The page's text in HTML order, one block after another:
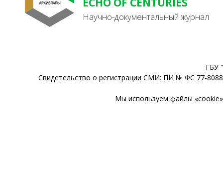
Научно-документальный журнал
ГБУ
Свидетельство о регистрации СМИ: ПИ № ФС 77-
Мы используем файлы «cookie»